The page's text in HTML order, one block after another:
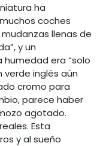
ha
coches
llenas de
y un
era “solo
verde inglés aún
cromo para
parece haber
agotado.
Esta
y al sueño